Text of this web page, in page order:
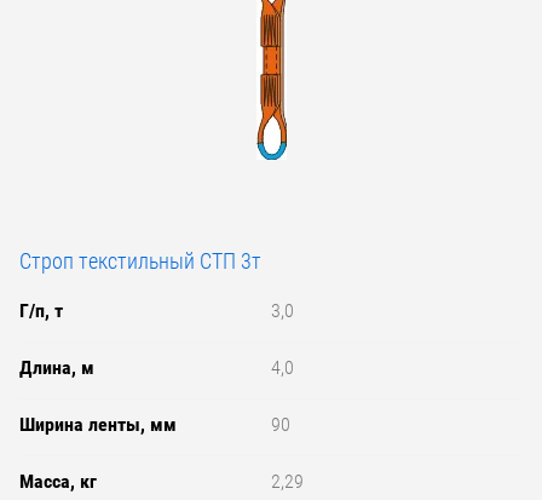
Строп текстильный СТП 3т
Г/п, т 3,0
Длина, м 4,0
Ширина ленты, мм 90
Масса, кг 2,29